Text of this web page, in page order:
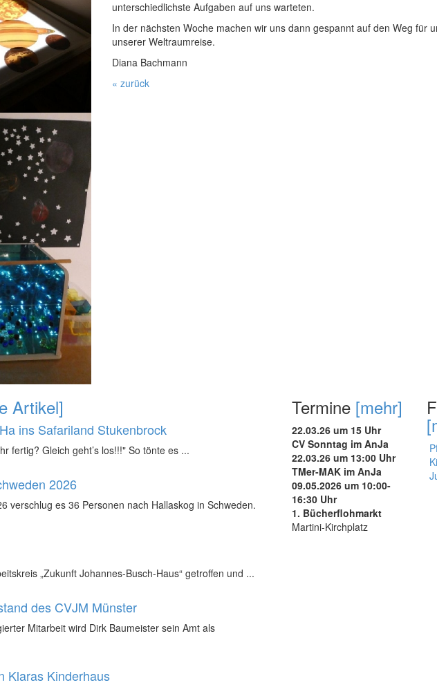
unterschiedlichste Aufgaben auf uns warteten.
In der nächsten Woche machen wir uns dann gespannt auf den Weg für
unserer Weltraumreise.
Diana Bachmann
« zurück
Artikel]
ins Safariland Stukenbrock
fertig? Gleich geht’s los!!!" So tönte es ...
2026
verschlug es 36 Personen nach Hallaskog in Schweden.
„Zukunft Johannes-Busch-Haus“ getroffen und ...
des CVJM Münster
Mitarbeit wird Dirk Baumeister sein Amt als
Klaras Kinderhaus
Termine [mehr]
22.03.26 um 15 Uhr
CV Sonntag im AnJa
22.03.26 um 13:00 Uhr
TMer-MAK im AnJa
09.05.2026 um 10:00-
16:30 Uhr
1. Bücherflohmarkt
Martini-Kirchplatz